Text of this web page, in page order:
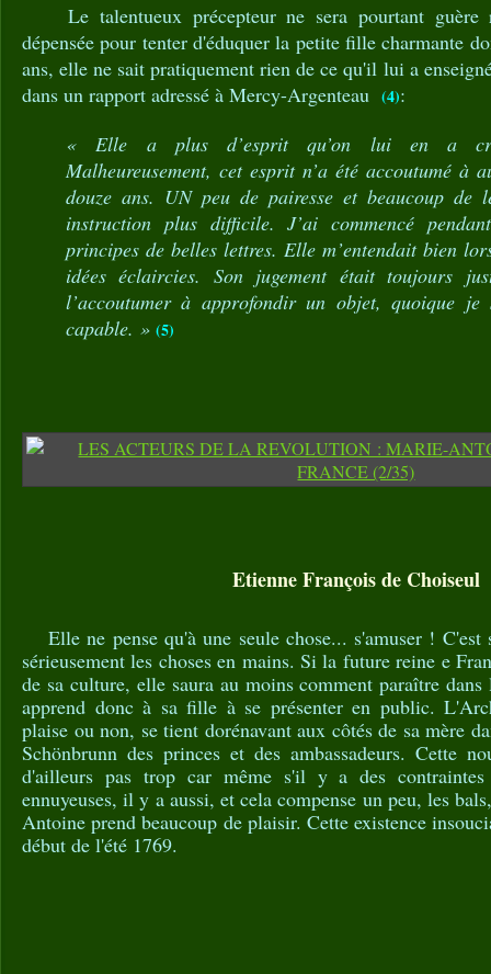
Le talentueux précepteur ne sera pourtant guère
dépensée pour tenter d'éduquer la petite fille charmante
ans, elle ne sait pratiquement rien de ce qu'il lui a
dans un rapport adressé à Mercy-Argenteau (4):
« Elle a plus d’esprit qu’on lui en a cru
Malheureusement, cet esprit n’a été accoutumé à
douze ans. UN peu de pairesse et beaucoup de
instruction plus difficile. J’ai commencé
principes de belles lettres. Elle m’entendait bien
idées éclaircies. Son jugement était toujours
l’accoutumer à approfondir un objet, quoique je
capable. » (5)
Etienne François de Choiseul
Elle ne pense qu'à une seule chose... s'amuser !
sérieusement les choses en mains. Si la future reine e
de sa culture, elle saura au moins comment paraître
apprend donc à sa fille à se présenter en public.
plaise ou non, se tient dorénavant aux côtés de sa mère
Schönbrunn des princes et des ambassadeurs. Cette
d'ailleurs pas trop car même s'il y a des
ennuyeuses, il y a aussi, et cela compense un peu, les
Antoine prend beaucoup de plaisir. Cette existence
début de l'été 1769.